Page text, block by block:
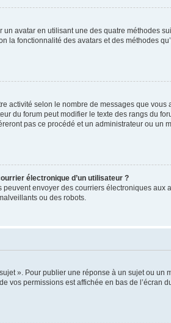
avatar en utilisant une des quatre méthodes
la fonctionnalité des avatars et des méthodes
activité selon le nombre de messages que
du forum peut modifier le texte des rangs du
pas ce procédé et un administrateur ou
électronique d’un utilisateur ?
envoyer des courriers électroniques
ou des robots.
». Pour publier une réponse à un sujet ou
vos permissions est affichée en bas de